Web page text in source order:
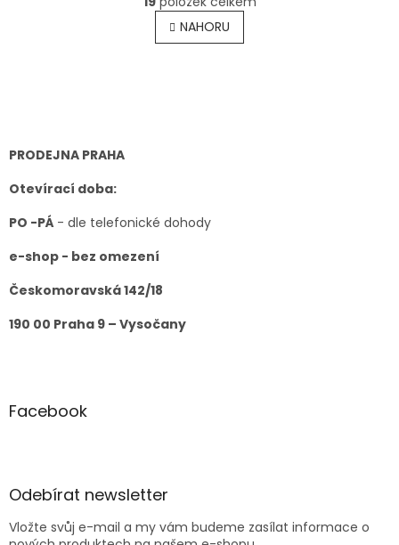
v
l
á
v
ý
á
n
k
NAHORU
PRODEJNA PRAHA
Otevírací doba:
PO -PÁ - dle telefonické dohody
e-shop - bez omezení
Českomoravská 142/18
190 00 Praha 9 – Vysočany
Facebook
Odebírat newsletter
Vložte svůj e-mail a my vám budeme zasílat informace o